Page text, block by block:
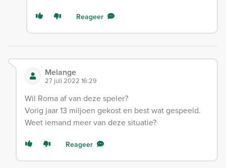
Reageer
Melange
27 juli 2022 16:29
Wil Roma af van deze speler?
Vorig jaar 13 miljoen gekost en best wat gespeeld.
Weet iemand meer van deze situatie?
Reageer